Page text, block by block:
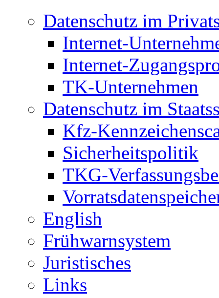
Datenschutz im
Internet-
Internet-
TK-Unternehmen
Datenschutz im
Kfz-
Sicherheitspolitik
TKG-
English
Frühwarnsystem
Juristisches
Links